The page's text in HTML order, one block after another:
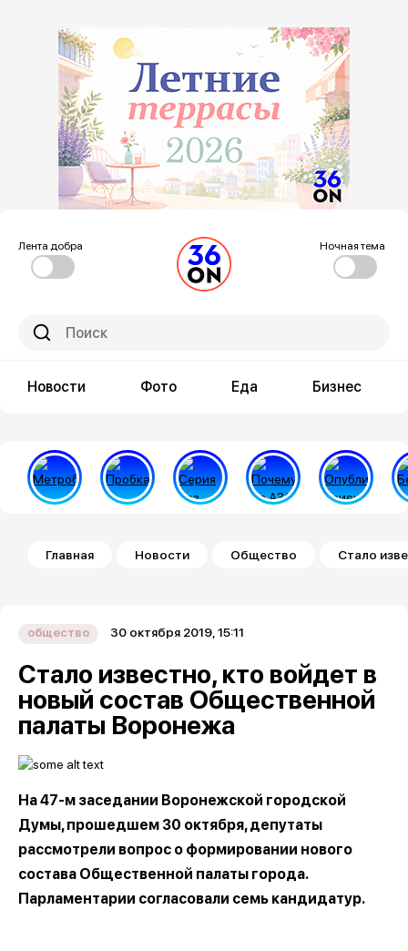
Лента добра Ночная тема
Новости Фото Еда Бизнес
Строка навигации
Главная Новости Общество Стало
общество 30 октября 2019, 15:11
Стало известно, кто войдет в
новый состав Общественной
палаты Воронежа
На 47-м заседании Воронежской городской
Думы, прошедшем 30 октября, депутаты
рассмотрели вопрос о формировании нового
состава Общественной палаты города.
Парламентарии согласовали семь кандидатур.